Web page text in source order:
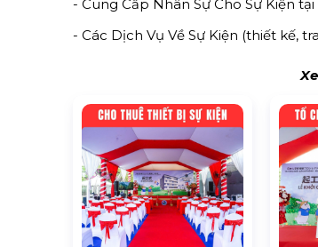
- Cung Cấp Nhân Sự Cho Sự Kiện
- Các Dịch Vụ Về Sự Kiện (thiết kế,